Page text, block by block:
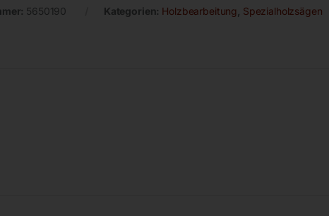
5650190 Kategorien: Holzbearbeitung Spezialholzsägen